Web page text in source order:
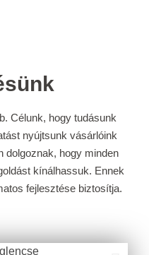
Célunk, hogy tudásunk
nyújtsunk vásárlóink
dolgoznak, hogy minden
kínálhassuk. Ennek
fejlesztése biztosítja.